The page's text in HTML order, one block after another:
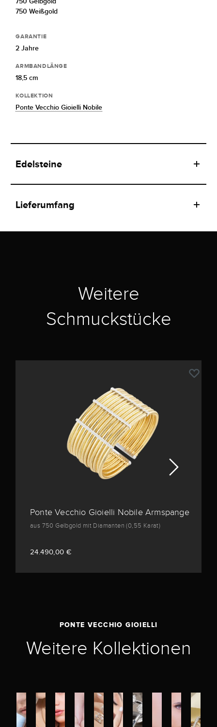
750 Weißgold
GARANTIE
2 Jahre
ARMBANDLÄNGE
18,5 cm
KOLLEKTION
Ponte Vecchio Gioielli Nobile
Edelsteine
Lieferumfang
Weitere
Schmuckstücke
Ponte Vecchio Gioielli Nobile Armspange
aus 750 Gelbgold mit Diamanten (0,55 Karat)
24.490,00 €
PONTE VECCHIO GIOIELLI
Weitere Kollektionen